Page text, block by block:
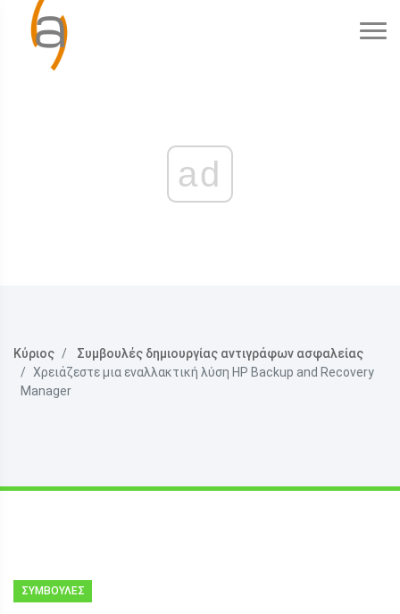
ad
Κύριος
Συμβουλές δημιουργίας αντιγράφων ασφαλείας
Χρειάζεστε μια εναλλακτική λύση HP Backup and Recovery
Manager
ΣΥΜΒΟΥΛΈΣ